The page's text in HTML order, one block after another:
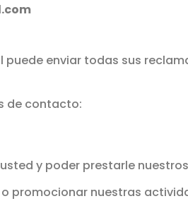
enviar todas sus
de contacto:
y poder prestarle
promocionar nuestras